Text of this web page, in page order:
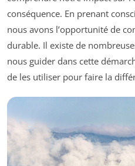
conséquence. En prenant
nous avons l’opportunité de
durable. Il existe de
nous guider dans cette
de les utiliser pour faire la